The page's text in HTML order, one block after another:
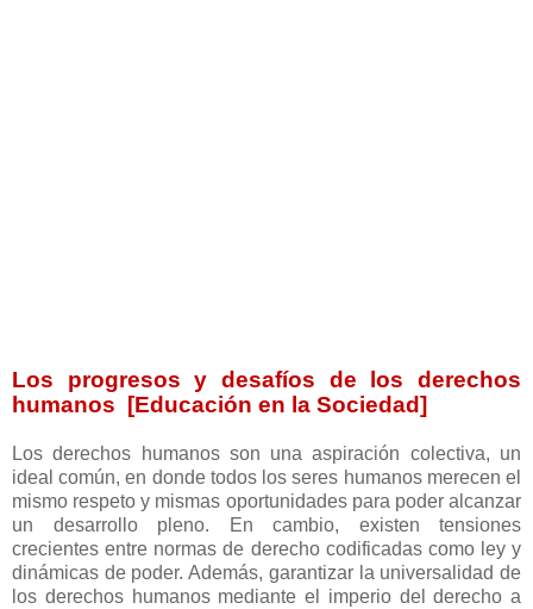
Los progresos y desafíos de los derechos
humanos [Educación en la Sociedad]
Los derechos humanos son una aspiración colectiva, un
ideal común, en donde todos los seres humanos merecen el
mismo respeto y mismas oportunidades para poder alcanzar
un desarrollo pleno. En cambio, existen tensiones
crecientes entre normas de derecho codificadas como ley y
dinámicas de poder. Además, garantizar la universalidad de
los derechos humanos mediante el imperio del derecho a